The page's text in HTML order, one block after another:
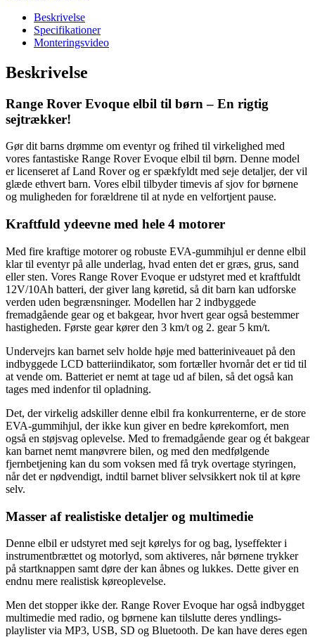
Beskrivelse
Specifikationer
Monteringsvideo
Beskrivelse
Range Rover Evoque elbil til børn – En rigtig
sejtrækker!
Gør dit barns drømme om eventyr og frihed til virkelighed med
vores fantastiske Range Rover Evoque elbil til børn. Denne model
er licenseret af Land Rover og er spækfyldt med seje detaljer, der vil
glæde ethvert barn. Vores elbil tilbyder timevis af sjov for børnene
og muligheden for forældrene til at nyde en velfortjent pause.
Kraftfuld ydeevne med hele 4 motorer
Med fire kraftige motorer og robuste EVA-gummihjul er denne elbil
klar til eventyr på alle underlag, hvad enten det er græs, grus, sand
eller sten. Vores Range Rover Evoque er udstyret med et kraftfuldt
12V/10Ah batteri, der giver lang køretid, så dit barn kan udforske
verden uden begrænsninger. Modellen har 2 indbyggede
fremadgående gear og et bakgear, hvor hvert gear også bestemmer
hastigheden. Første gear kører den 3 km/t og 2. gear 5 km/t.
Undervejrs kan barnet selv holde høje med batteriniveauet på den
indbyggede LCD batteriindikator, som fortæller hvornår det er tid til
at vende om. Batteriet er nemt at tage ud af bilen, så det også kan
tages med indenfor til opladning.
Det, der virkelig adskiller denne elbil fra konkurrenterne, er de store
EVA-gummihjul, der ikke kun giver en bedre kørekomfort, men
også en støjsvag oplevelse. Med to fremadgående gear og ét bakgear
kan barnet nemt manøvrere bilen, og med den medfølgende
fjernbetjening kan du som voksen med få tryk overtage styringen,
når det er nødvendigt, indtil barnet bliver selvsikkert nok til at køre
selv.
Masser af realistiske detaljer og multimedie
Denne elbil er udstyret med sejt kørelys for og bag, lyseffekter i
instrumentbrættet og motorlyd, som aktiveres, når børnene trykker
på startknappen samt døre der kan åbnes og lukkes. Dette giver en
endnu mere realistisk køreoplevelse.
Men det stopper ikke der. Range Rover Evoque har også indbygget
multimedie med radio, og børnene kan tilslutte deres yndlings-
playlister via MP3, USB, SD og Bluetooth. De kan have deres egen